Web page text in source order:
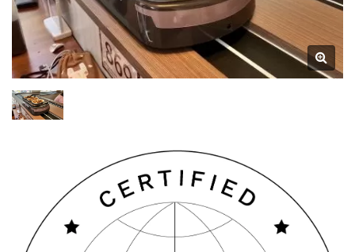
Vysokou Rychlostí) A
Zároveň Přináší Nové
Funkce. Byly Provedeny
Optimalizace V Prostoru
Vozidla, Což Umožňuje
Snadnější Umístění Jídel.
Zavedení "Dvoustranného